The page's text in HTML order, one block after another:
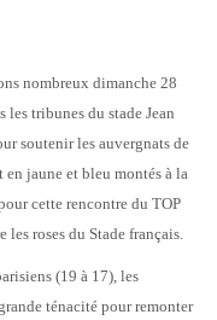
nombreux dimanche 28
les tribunes du stade Jean
soutenir les auvergnats de
en jaune et bleu montés à la
cette rencontre du TOP
les roses du Stade français.
(19 à 17), les
ténacité pour remonter